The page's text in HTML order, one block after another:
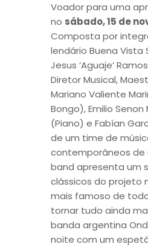
Voador para uma
no sábado, 15 de
Composta por
lendário Buena Vista
Jesus ‘Aguaje’
Diretor Musical,
Mariano Valiente
Bongo), Emilio Senon
(Piano) e Fabían
de um time de
contemporâneos de
band apresenta um
clássicos do projeto
mais famoso de
tornar tudo ainda
banda argentina
noite com um